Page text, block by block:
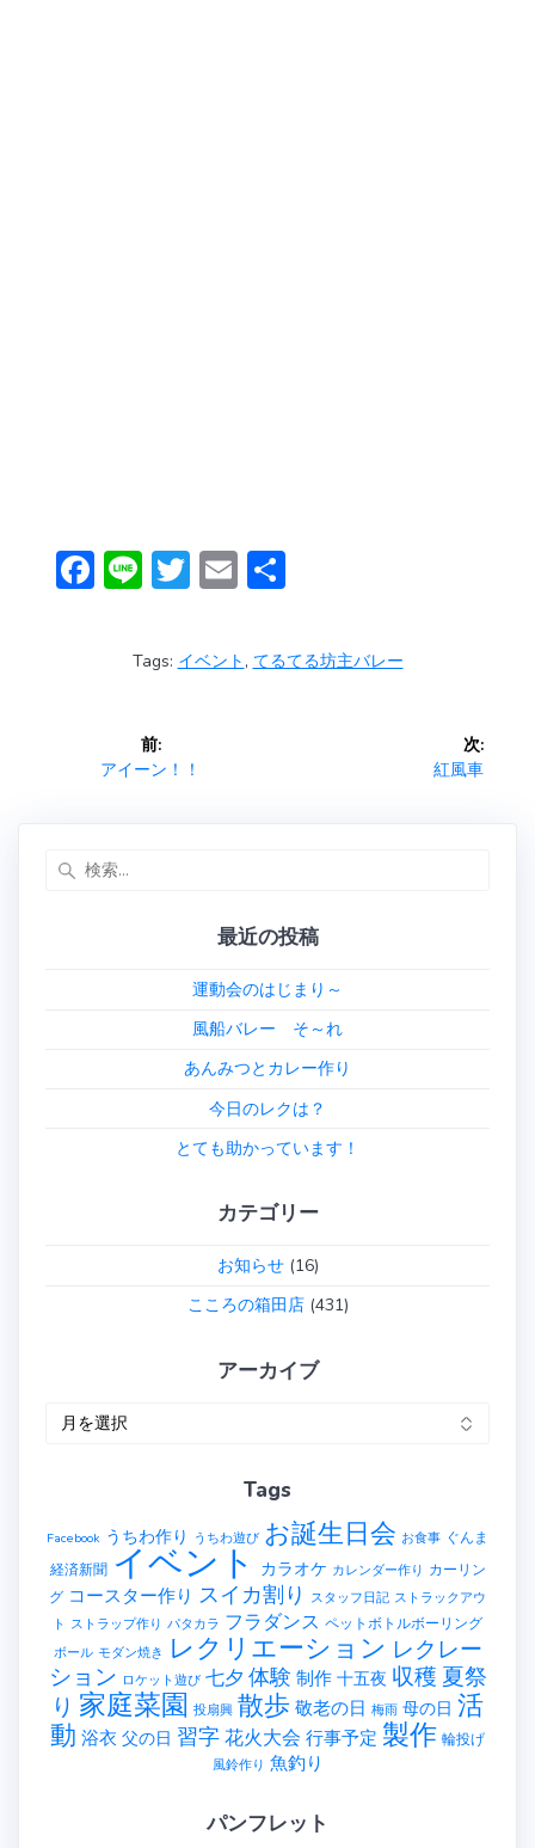
F
ok
Li
e
T
itt
er
E
ai
l
Tags: イベント , てるてる坊主バレー
前:
前
アイーン！！
次:
次
紅風車
最近の投稿
運動会のはじまり～
風船バレー そ～れ
あんみつとカレー作り
今日のレクは？
とても助かっています！
カテゴリー
お知らせ(16)
こころの箱田店(431)
アーカイブ
イ
Tags
Facebook うちわ作り うちわ遊び お誕生日会 お食事 ぐんま
経済新聞 イベント カラオケ カレンダー作り カーリン
グ コースター作り スイカ割り スタッフ日記 ストラックアウ
ト ストラップ作り パタカラ フラダンス ペットボトルボーリング
ボール モダン焼き レクリエーション レクレー
ション ロケット遊び 七夕 体験 制作 十五夜 収穫 夏祭
り 家庭菜園 投扇興 散歩敬老の日 梅雨 母の日 活
動 浴衣 父の日 習字花火大会 行事予定 製作 輪投げ
風鈴作り 魚釣り
パンフレット